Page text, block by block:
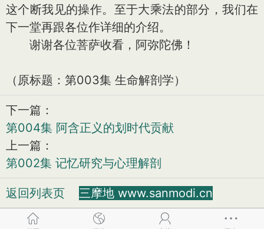
这个断我见的操作。至于大乘法的部分，我们在
下一堂再跟各位作详细的介绍。
谢谢各位菩萨收看，阿弥陀佛！
（原标题：第003集 生命解剖学）
下一篇：
第004集 阿含正义的划时代贡献
上一篇：
第002集 记忆研究与心理解剖
返回列表页 三摩地 www.sanmodi.cn